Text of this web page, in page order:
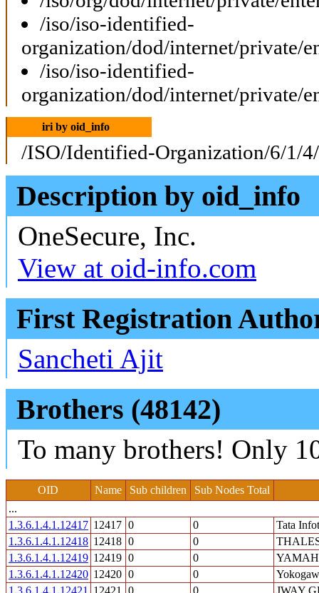
/iso/iso-identified-
organization/dod/internet/private/
/iso/iso-identified-
organization/dod/internet/private/
iri by oid_info
/ISO/Identified-Organization/6/1/
Description by oid_info
OneSecure, Inc.
View at oid-info.com
First Registration
Sancheti Ajit
Brothers (48142)
To many brothers! Only
OID Name Sub children
Sub Nodes Total
...
1.3.6.1.4.1.12417 12417 0 0
Tata
1.3.6.1.4.1.12418 12418 0 0
1.3.6.1.4.1.12419 12419 0 0
1.3.6.1.4.1.12420 12420 0 0
1.3.6.1.4.1.12421
12421 0 0
JWAY